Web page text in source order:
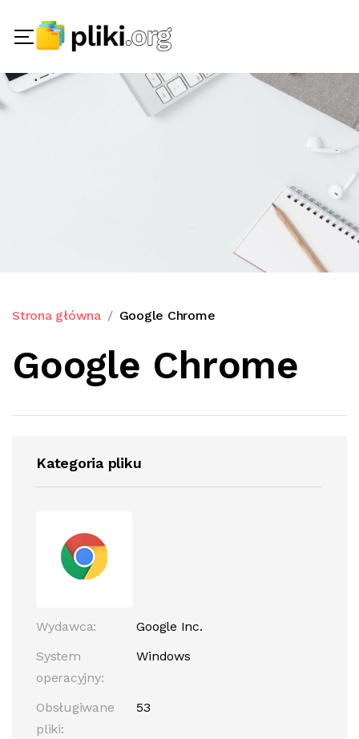
Strona główna Google Chrome
Google Chrome
Kategoria pliku
Wydawca:
Google Inc.
System
operacyjny:
Windows
Obsługiwane
pliki:
53